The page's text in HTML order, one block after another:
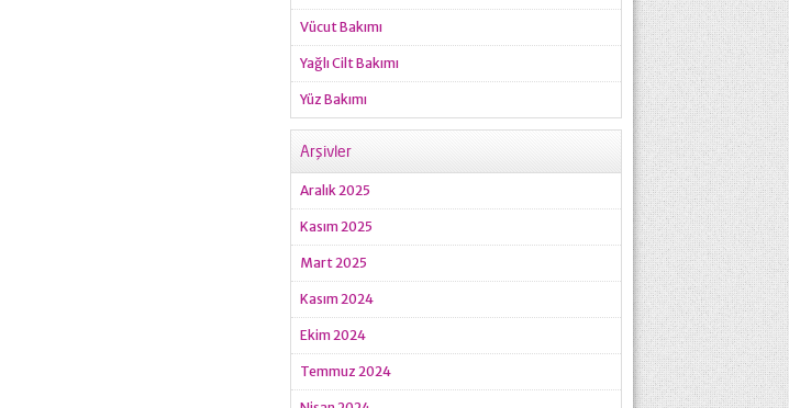
Vücut Bakımı
Yağlı Cilt Bakımı
Yüz Bakımı
Arşivler
Aralık 2025
Kasım 2025
Mart 2025
Kasım 2024
Ekim 2024
Temmuz 2024